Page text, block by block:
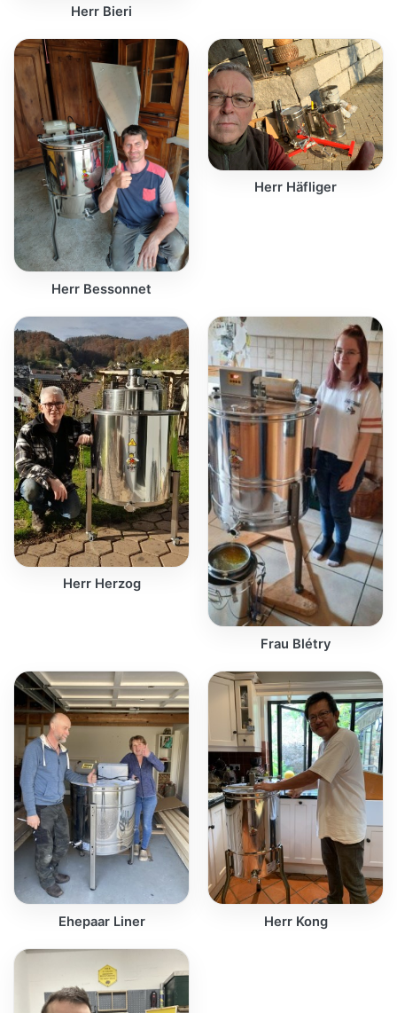
Herr Bieri
Herr Bessonnet
Herr Häfliger
Herr Herzog
Frau Blétry
Ehepaar Liner Herr Kong